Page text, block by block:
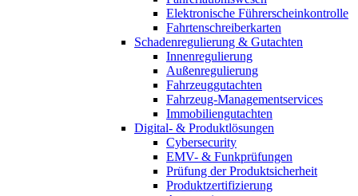
Elektronische Führerscheinkontrolle
Fahrtenschreiberkarten
Schadenregulierung & Gutachten
Innenregulierung
Außenregulierung
Fahrzeuggutachten
Fahrzeug-Managementservices
Immobiliengutachten
Digital- & Produktlösungen
Cybersecurity
EMV- & Funkprüfungen
Prüfung der Produktsicherheit
Produktzertifizierung